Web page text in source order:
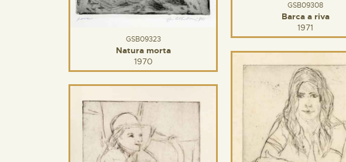
GSB09323
Natura morta
1970
GSB09308
Barca a riva
1971